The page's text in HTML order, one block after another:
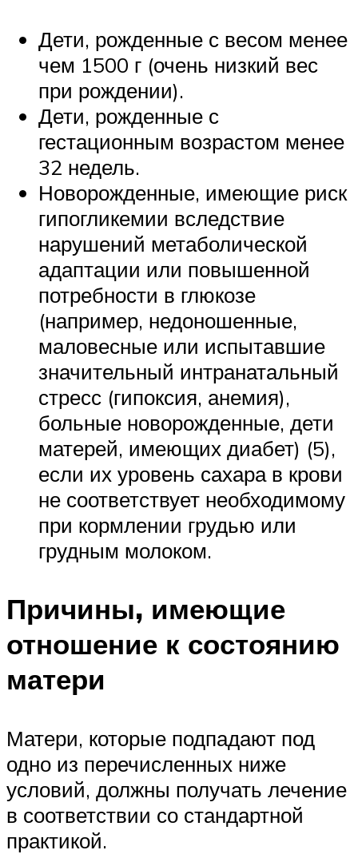
Дети, рожденные с весом менее
чем 1500 г (очень низкий вес
при рождении).
Дети, рожденные с
гестационным возрастом менее
32 недель.
Новорожденные, имеющие риск
гипогликемии вследствие
нарушений метаболической
адаптации или повышенной
потребности в глюкозе
(например, недоношенные,
маловесные или испытавшие
значительный интранатальный
стресс (гипоксия, анемия),
больные новорожденные, дети
матерей, имеющих диабет) (5),
если их уровень сахара в крови
не соответствует необходимому
при кормлении грудью или
грудным молоком.
Причины, имеющие
отношение к состоянию
матери
Матери, которые подпадают под
одно из перечисленных ниже
условий, должны получать лечение
в соответствии со стандартной
практикой.